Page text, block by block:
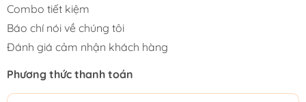
Combo tiết kiệm
Báo chí nói về chúng tôi
Đánh giá cảm nhận khách hàng
Phương thức thanh toán